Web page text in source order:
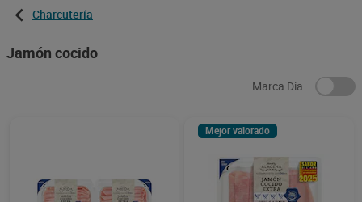
Charcutería
Jamón cocido
Marca Dia
Mejor valorado